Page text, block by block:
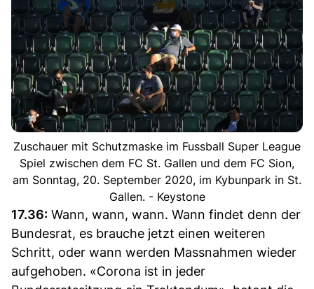
Zuschauer mit Schutzmaske im Fussball Super League
Spiel zwischen dem FC St. Gallen und dem FC Sion,
am Sonntag, 20. September 2020, im Kybunpark in St.
Gallen. - Keystone
17.36: Wann, wann, wann. Wann findet denn der
Bundesrat, es brauche jetzt einen weiteren
Schritt, oder wann werden Massnahmen wieder
aufgehoben. «Corona ist in jeder